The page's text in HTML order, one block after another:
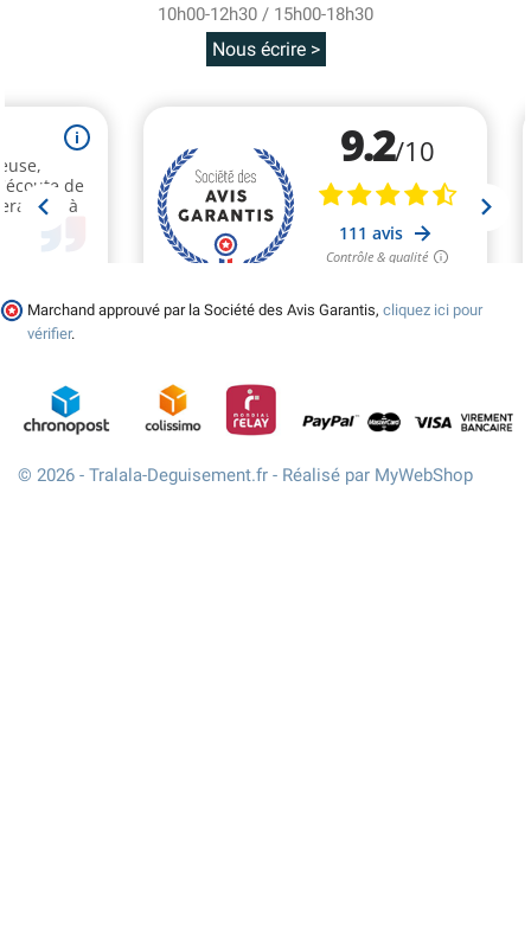
10h00-12h30 / 15h00-18h30
Nous écrire >
Marchand approuvé par la Société des Avis Garantis, cliquez ici pour
vérifier.
© 2026 - Tralala-Deguisement.fr - Réalisé par MyWebShop